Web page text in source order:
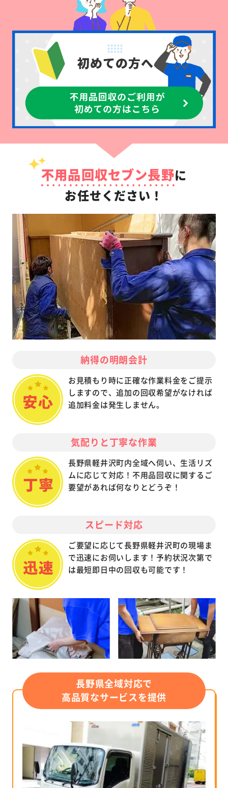
不用品回収セブン長野に
お任せください！
納得の明朗会計
お見積もり時に正確な作業料金をご提示
しますので、追加の回収希望がなければ
追加料金は発生しません。
気配りと丁寧な作業
長野県軽井沢町内全域へ伺い、生活リズ
ムに応じて対応！不用品回収に関するご
要望があれば何なりとどうぞ！
スピード対応
ご要望に応じて長野県軽井沢町の現場ま
で迅速にお伺いします！予約状況次第で
は最短即日中の回収も可能です！
長野県全域対応で
高品質なサービスを提供